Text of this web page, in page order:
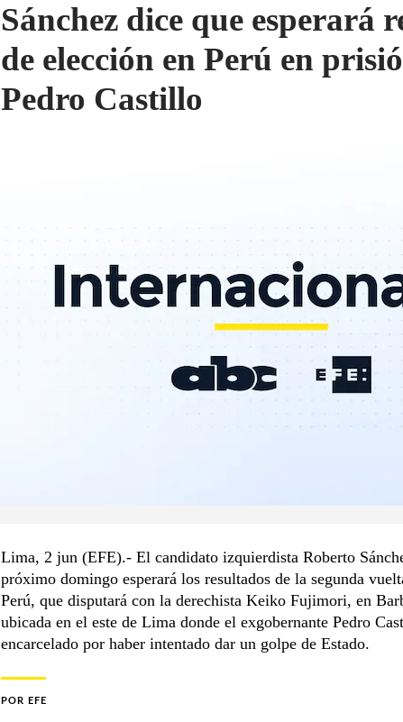
Sánchez dice que esperará
de elección en Perú en
Pedro Castillo
Lima, 2 jun (EFE).- El candidato izquierdista Roberto
próximo domingo esperará los resultados de la segunda
Perú, que disputará con la derechista Keiko Fujimori, en
ubicada en el este de Lima donde el exgobernante Pedro
encarcelado por haber intentado dar un golpe de Estado.
POR EFE